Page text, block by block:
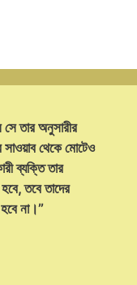
সে তার অনুসারীর
সাওয়াব থেকে মোটেও
ব্যক্তি তার
তবে তাদের
না।”